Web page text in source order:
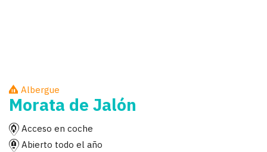
Albergue
Morata de Jalón
Acceso en coche
Abierto todo el año